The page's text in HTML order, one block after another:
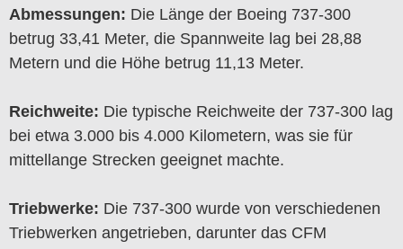
Abmessungen: Die Länge der Boeing 737-300
betrug 33,41 Meter, die Spannweite lag bei 28,88
Metern und die Höhe betrug 11,13 Meter.
Reichweite: Die typische Reichweite der 737-300 lag
bei etwa 3.000 bis 4.000 Kilometern, was sie für
mittellange Strecken geeignet machte.
Triebwerke: Die 737-300 wurde von verschiedenen
Triebwerken angetrieben, darunter das CFM